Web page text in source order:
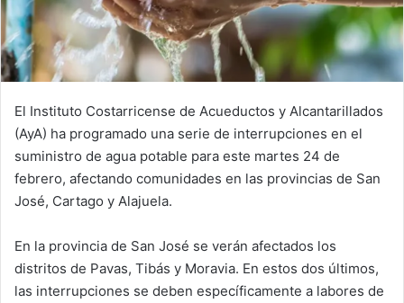
El Instituto Costarricense de Acueductos y Alcantarillados
(AyA) ha programado una serie de interrupciones en el
suministro de agua potable para este martes 24 de
febrero, afectando comunidades en las provincias de San
José, Cartago y Alajuela.
En la provincia de San José se verán afectados los
distritos de Pavas, Tibás y Moravia. En estos dos últimos,
las interrupciones se deben específicamente a labores de